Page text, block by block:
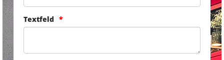
Textfeld